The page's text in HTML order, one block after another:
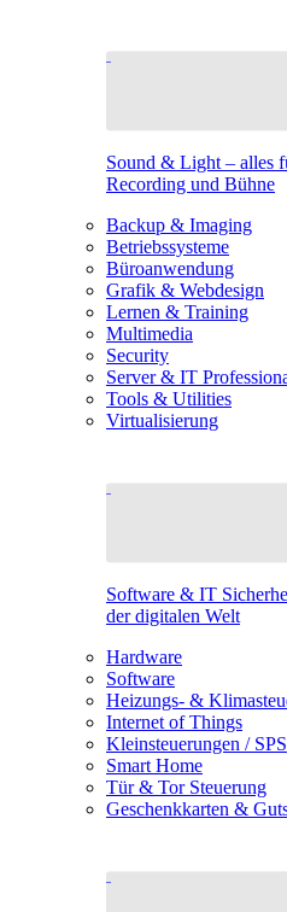
Sound & Light – alles
Recording und Bühne
Backup & Imaging
Betriebssysteme
Büroanwendung
Grafik & Webdesign
Lernen & Training
Multimedia
Security
Server & IT
Tools & Utilities
Virtualisierung
Software & IT
der digitalen Welt
Hardware
Software
Heizungs- &
Internet of Things
Kleinsteuerungen / SPS
Smart Home
Tür & Tor Steuerung
Geschenkkarten &